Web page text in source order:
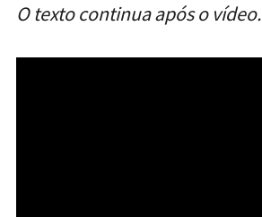
O texto continua após o vídeo.